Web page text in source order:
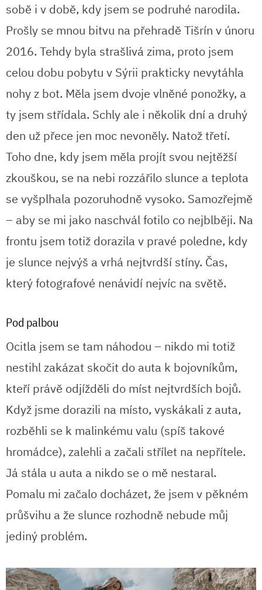
sobě i v době, kdy jsem se podruhé narodila.
Prošly se mnou bitvu na přehradě Tišrín v únoru
2016. Tehdy byla strašlivá zima, proto jsem
celou dobu pobytu v Sýrii prakticky nevytáhla
nohy z bot. Měla jsem dvoje vlněné ponožky, a
ty jsem střídala. Schly ale i několik dní a druhý
den už přece jen moc nevoněly. Natož třetí.
Toho dne, kdy jsem měla projít svou nejtěžší
zkouškou, se na nebi rozzářilo slunce a teplota
se vyšplhala pozoruhodně vysoko. Samozřejmě
– aby se mi jako naschvál fotilo co nejblběji. Na
frontu jsem totiž dorazila v pravé poledne, kdy
je slunce nejvýš a vrhá nejtvrdší stíny. Čas,
který fotografové nenávidí nejvíc na světě.
Pod palbou
Ocitla jsem se tam náhodou – nikdo mi totiž
nestihl zakázat skočit do auta k bojovníkům,
kteří právě odjížděli do míst nejtvrdších bojů.
Když jsme dorazili na místo, vyskákali z auta,
rozběhli se k malinkému valu (spíš takové
hromádce), zalehli a začali střílet na nepřítele.
Já stála u auta a nikdo se o mě nestaral.
Pomalu mi začalo docházet, že jsem v pěkném
průšvihu a že slunce rozhodně nebude můj
jediný problém.